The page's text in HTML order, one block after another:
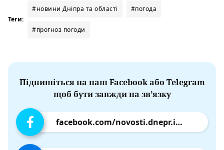
Теги:
#новини Дніпра та області #погода
#прогноз погоди
Підпишіться на наш Facebook або Telegram
щоб бути завжди на зв’язку
facebook.com/novosti.dnepr.info